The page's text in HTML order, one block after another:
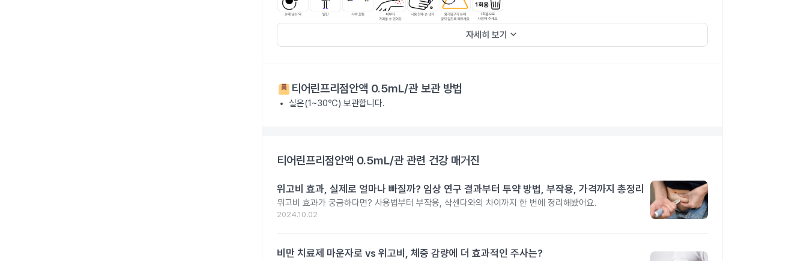
자세히 보기 keyboard_arrow_down
티어린프리점안액 0.5mL/관보관 방법
실온(1~30℃) 보관합니다.
티어린프리점안액 0.5mL/관관련 건강 매거진
위고비 효과, 실제로 얼마나 빠질까? 임상 연구 결과부터 투약 방법, 부작용, 가격까지 총정리
위고비 효과가 궁금하다면? 사용법부터 부작용, 삭센다와의 차이까지 한 번에 정리해봤어요.
2024.10.02
비만 치료제 마운자로 vs 위고비, 체중 감량에 더 효과적인 주사는?